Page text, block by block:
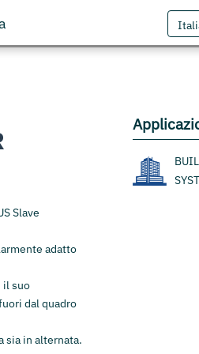
Slave
adatto
il suo
dal quadro
sia in alternata.